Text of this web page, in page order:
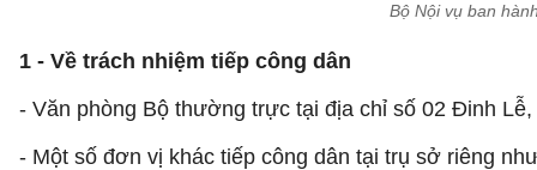
Bộ Nội vụ ban
1 - Về trách nhiệm tiếp công dân
- Văn phòng Bộ thường trực tại địa chỉ số 02 Đinh
- Một số đơn vị khác tiếp công dân tại trụ sở riêng